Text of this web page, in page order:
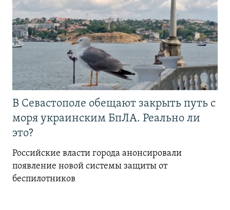
В Севастополе обещают закрыть путь с
моря украинским БпЛА. Реально ли
это?
Российские власти города анонсировали
появление новой системы защиты от
беспилотников